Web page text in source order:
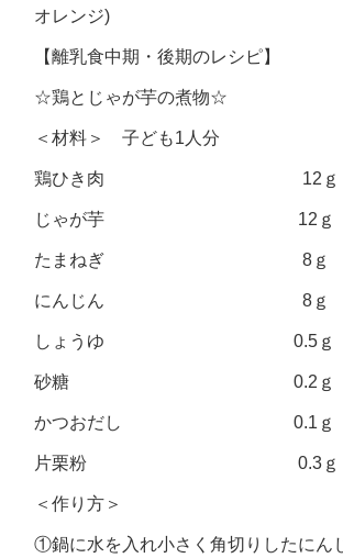
オレンジ)
【離乳食中期・後期のレシピ】
☆鶏とじゃが芋の煮物☆
＜材料＞ 子ども1人分
鶏ひき肉 12ｇ
じゃが芋 12ｇ
たまねぎ 8ｇ
にんじん 8ｇ
しょうゆ 0.5ｇ
砂糖 0.2ｇ
かつおだし 0.1ｇ
片栗粉 0.3ｇ
＜作り方＞
①鍋に水を入れ小さく角切りしたにん